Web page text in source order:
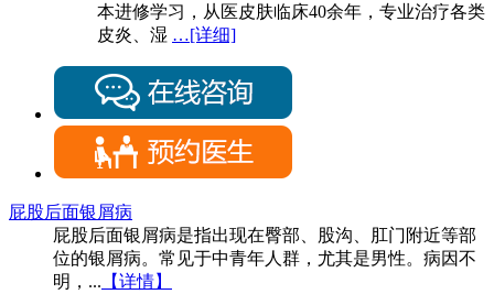
本进修学习，从医皮肤临床40余年，专业治疗各类
皮炎、湿 …[详细]
屁股后面银屑病
屁股后面银屑病是指出现在臀部、股沟、肛门附近等部
位的银屑病。常见于中青年人群，尤其是男性。病因不
明，... 【详情】